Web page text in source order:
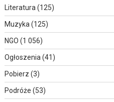
Literatura (125)
Muzyka (125)
NGO (1 056)
Ogłoszenia (41)
Pobierz (3)
Podróże (53)